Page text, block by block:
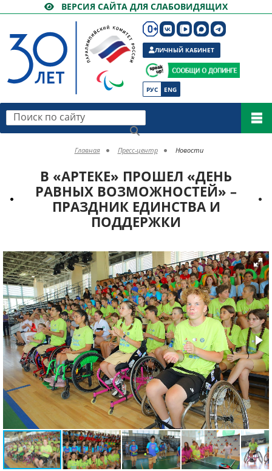
ВЕРСИЯ САЙТА ДЛЯ СЛАБОВИДЯЩИХ
РУС ENG
ЛИЧНЫЙ КАБИНЕТ
Поиск по сайту
Главная Пресс-центр Новости
В «АРТЕКЕ» ПРОШЕЛ «ДЕНЬ
РАВНЫХ ВОЗМОЖНОСТЕЙ» –
ПРАЗДНИК ЕДИНСТВА И
ПОДДЕРЖКИ